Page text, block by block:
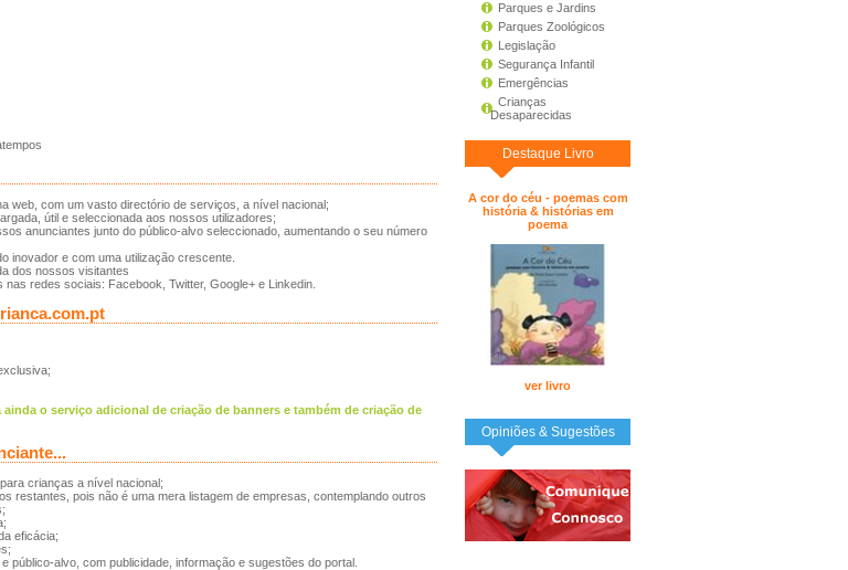
Parques e Jardins
Parques Zoológicos
Legislação
Segurança Infantil
Emergências
Crianças
Desaparecidas
Destaque Livro
A cor do céu - poemas com
história & histórias em
poema
ver livro
Opiniões & Sugestões
web, com um vasto directório de serviços, a nível nacional;
útil e seleccionada aos nossos utilizadores;
anunciantes junto do público-alvo seleccionado, aumentando o seu número
inovador e com uma utilização crescente.
dos nossos visitantes
redes sociais: Facebook, Twitter, Google+ e Linkedin.
o serviço adicional de criação de banners e também de criação de
crianças a nível nacional;
restantes, pois não é uma mera listagem de empresas, contemplando outros
eficácia;
público-alvo, com publicidade, informação e sugestões do portal.